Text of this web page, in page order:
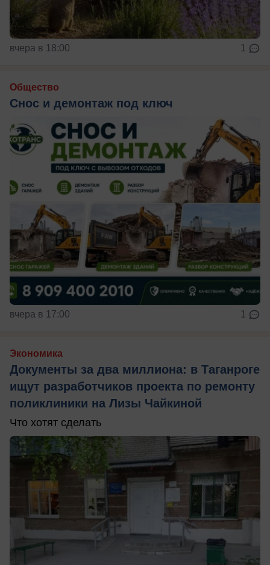
вчера в 18:00 1
Общество
Снос и демонтаж под ключ
вчера в 17:00 1
Экономика
Документы за два миллиона: в Таганроге
ищут разработчиков проекта по ремонту
поликлиники на Лизы Чайкиной
Что хотят сделать